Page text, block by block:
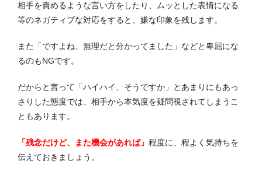
相手を責めるような言い方をしたり、ムッとした表情になる
等のネガティブな対応をすると、嫌な印象を残します。
また「ですよね、無理だと分かってました」などと卑屈にな
るのもNGです。
だからと言って「ハイハイ、そうですか」とあまりにもあっ
さりした態度では、相手から本気度を疑問視されてしまうこ
ともあります。
「残念だけど、また機会があれば」 程度に、程よく気持ちを
伝えておきましょう。